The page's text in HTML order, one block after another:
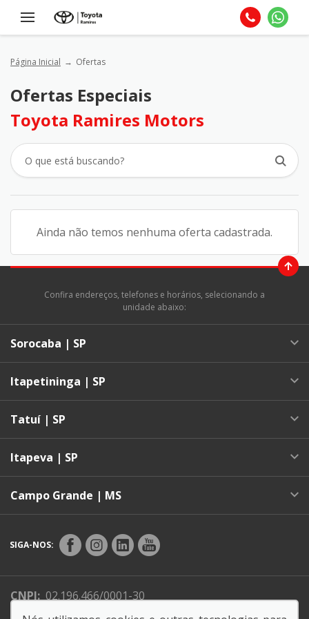
Página Inicial Ofertas
Ofertas Especiais
Toyota Ramires Motors
Ainda não temos nenhuma oferta cadastrada.
Confira endereços, telefones e horários, selecionando a
unidade abaixo:
Sorocaba | SP
Itapetininga | SP
Tatuí | SP
Itapeva | SP
Campo Grande | MS
SIGA-NOS:
CNPJ: 02.196.466/0001-30